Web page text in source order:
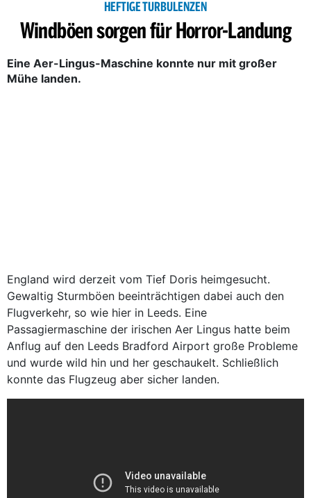
HEFTIGE TURBULENZEN
Windböen sorgen für Horror-Landung
Eine Aer-Lingus-Maschine konnte nur mit großer
Mühe landen.
England wird derzeit vom Tief Doris heimgesucht.
Gewaltig Sturmböen beeinträchtigen dabei auch den
Flugverkehr, so wie hier in Leeds. Eine
Passagiermaschine der irischen Aer Lingus hatte beim
Anflug auf den Leeds Bradford Airport große Probleme
und wurde wild hin und her geschaukelt. Schließlich
konnte das Flugzeug aber sicher landen.